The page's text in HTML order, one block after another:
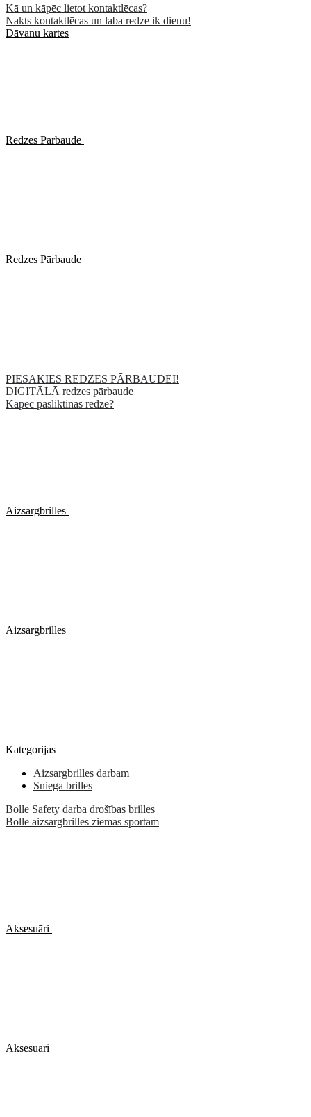
Kā un kāpēc lietot kontaktlēcas?
Nakts kontaktlēcas un laba redze ik dienu!
Dāvanu kartes
Redzes Pārbaude
Redzes Pārbaude
PIESAKIES REDZES PĀRBAUDEI!
DIGITĀLĀ redzes pārbaude
Kāpēc pasliktinās redze?
Aizsargbrilles
Aizsargbrilles
Kategorijas
Aizsargbrilles darbam
Sniega brilles
Bolle Safety darba drošības brilles
Bolle aizsargbrilles ziemas sportam
Aksesuāri
Aksesuāri